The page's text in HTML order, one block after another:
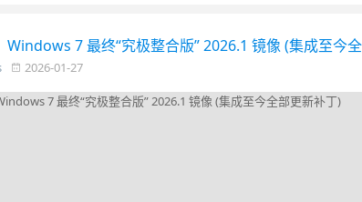
Windows 7 最终“究极整合版” 2026.1 镜像 (集成至今
2026-01-27